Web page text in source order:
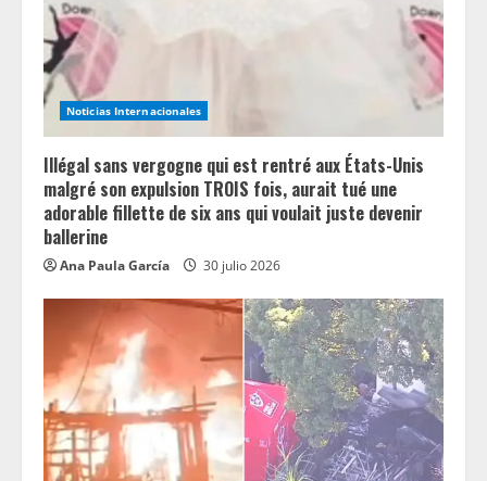
d
i
n
g
Noticias Internacionales
Illégal sans vergogne qui est rentré aux États-Unis
malgré son expulsion TROIS fois, aurait tué une
adorable fillette de six ans qui voulait juste devenir
ballerine
Ana Paula García 30 julio 2026